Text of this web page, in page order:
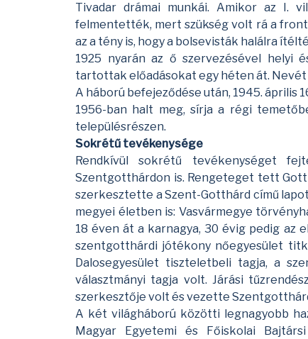
Tivadar drámai munkái. Amikor az I.
felmentették, mert szükség volt rá a
az a tény is, hogy a bolsevisták halálra
1925 nyarán az ő szervezésével helyi
tartottak előadásokat egy héten át.
A háború befejeződése után, 1945.
1956-ban halt meg, sírja a régi
településrészen.
Sokrétű tevékenysége
Rendkívül sokrétű tevékenységet
Szentgotthárdon is. Rengeteget tett
szerkesztette a Szent-Gotthárd című
megyei életben is: Vasvármegye
18 éven át a karnagya, 30 évig pedig az
szentgotthárdi jótékony nőegyesület
Dalosegyesület tiszteletbeli tagja, a
választmányi tagja volt. Járási
szerkesztője volt és vezette
A két világháború közötti legnagyobb
Magyar Egyetemi és Főiskolai